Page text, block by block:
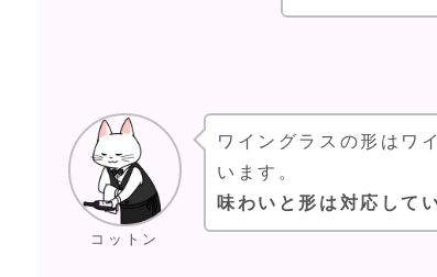
コットン
ワイングラスの形はワ
います。
味わいと形は対応して